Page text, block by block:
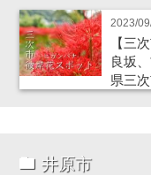
2023/
【三
良坂
県三
井原市